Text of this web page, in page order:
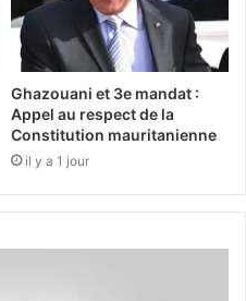
Ghazouani et 3e mandat :
Appel au respect de la
Constitution mauritanienne
il y a 1 jour